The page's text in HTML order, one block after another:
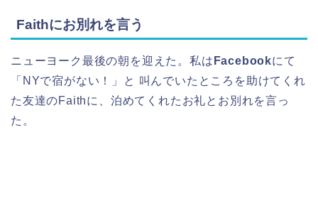
Faithにお別れを言う
ニューヨーク最後の朝を迎えた。私は Facebookにて
「NYで宿がない！」と 叫んでいたところを助けてくれ
た友達のFaithに、泊めてくれたお礼とお別れを言っ
た。